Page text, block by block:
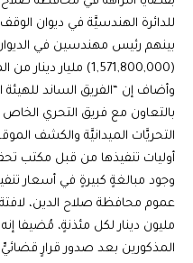
للدائرة الهندسيَّة في ديوان
بينهم رئيس مهندسين في
(1,571,800,000) مليار دينار من المال العام”.
وأضاف إن “الفريق الساند
بالتعاون مع فريق التحري الخاص
التحريَّات الميدانيَّة والكشف
أوليات تنفيذها من قبل مكتب
مليون دينار لكل مئذنةٍ، مُضيفا
المذكورين بعد صدور قرارٍ